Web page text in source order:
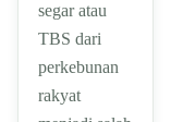
segar atau
TBS dari
perkebunan
rakyat